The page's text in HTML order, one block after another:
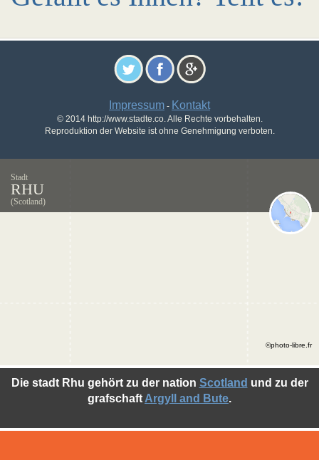
Impressum - Kontakt
© 2014 http://www.stadte.co. Alle Rechte vorbehalten.
Reproduktion der Website ist ohne Genehmigung verboten.
Stadt
RHU
(Scotland)
Die stadt Rhu gehört zu der nation Scotland und zu der
grafschaft Argyll and Bute.
©photo-libre.fr